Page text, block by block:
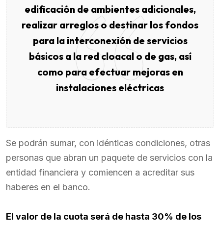
edificación de ambientes adicionales,
realizar arreglos o destinar los fondos
para la interconexión de servicios
básicos a la red cloacal o de gas, así
como para efectuar mejoras en
instalaciones eléctricas
Se podrán sumar, con idénticas condiciones, otras
personas que abran un paquete de servicios con la
entidad financiera y comiencen a acreditar sus
haberes en el banco.
El valor de la cuota será de hasta 30% de los